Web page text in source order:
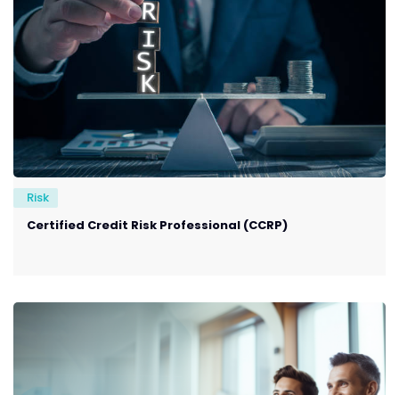
Risk
Certified Credit Risk Professional (CCRP)